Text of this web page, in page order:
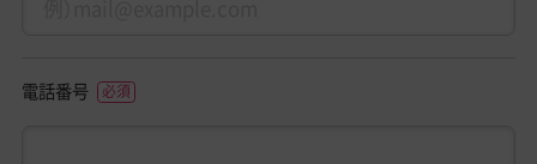
電話番号